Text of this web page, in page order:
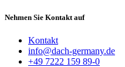
Nehmen Sie Kontakt auf
Kontakt
info@dach-germany.de
+49 7222 159 89-0